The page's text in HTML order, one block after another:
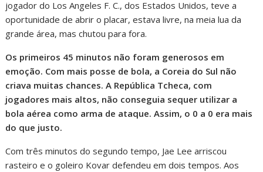
jogador do Los Angeles F. C., dos Estados Unidos, teve a
oportunidade de abrir o placar, estava livre, na meia lua da
grande área, mas chutou para fora.
Os primeiros 45 minutos não foram generosos em
emoção. Com mais posse de bola, a Coreia do Sul não
criava muitas chances. A República Tcheca, com
jogadores mais altos, não conseguia sequer utilizar a
bola aérea como arma de ataque. Assim, o 0 a 0 era mais
do que justo.
Com três minutos do segundo tempo, Jae Lee arriscou
rasteiro e o goleiro Kovar defendeu em dois tempos. Aos